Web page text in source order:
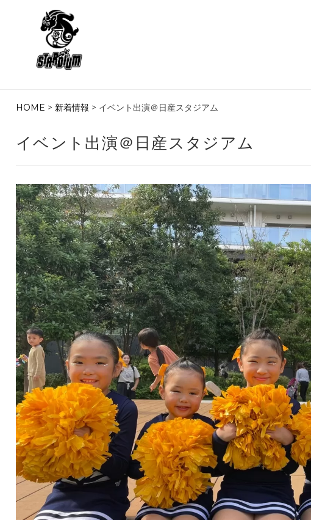
HOME > 新着情報 > イベント出演＠日産スタジアム
イベント出演＠日産スタジアム